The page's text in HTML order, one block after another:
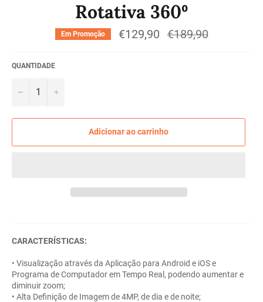
Rotativa 360º
Em Promoção €129,90
Preço
normal
€189,90
QUANTIDADE
− +
Adicionar ao carrinho
CARACTERÍSTICAS:
• Visualização através da Aplicação para Android e iOS e
Programa de Computador em Tempo Real, podendo aumentar e
diminuir zoom;
• Alta Definição de Imagem de 4MP, de dia e de noite;